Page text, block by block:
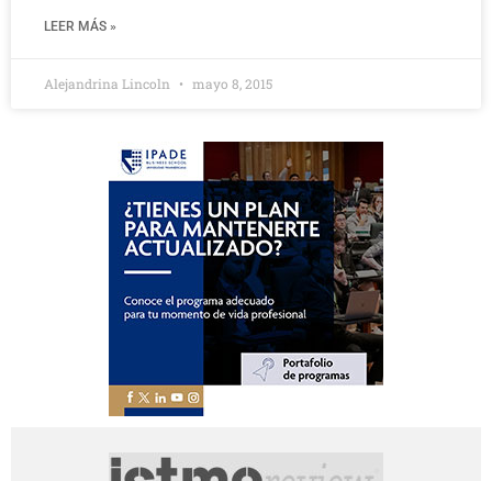
LEER MÁS »
Alejandrina Lincoln mayo 8, 2015